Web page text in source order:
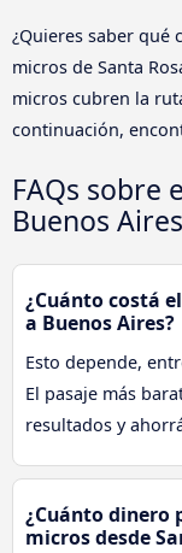
¿Quieres saber qué
micros de Santa
micros cubren la
continuación,
FAQs sobre
Buenos Aires
¿Cuánto costá
a Buenos Aires?
Esto depende,
El pasaje más
resultados y
¿Cuánto dinero
micros desde